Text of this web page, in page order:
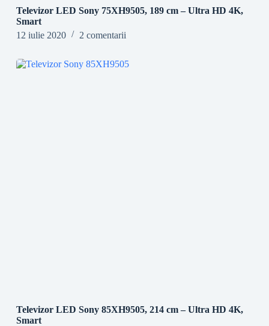
Televizor LED Sony 75XH9505, 189 cm – Ultra HD 4K,
Smart
12 iulie 2020
2 comentarii
Televizor LED Sony 85XH9505, 214 cm – Ultra HD 4K,
Smart